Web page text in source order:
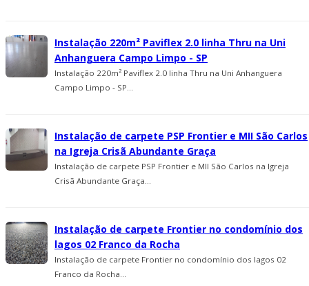
Instalação 220m² Paviflex 2.0 linha Thru na Uni
Anhanguera Campo Limpo - SP
Instalação 220m² Paviflex 2.0 linha Thru na Uni Anhanguera
Campo Limpo - SP...
Instalação de carpete PSP Frontier e MII São Carlos
na Igreja Crisã Abundante Graça
Instalação de carpete PSP Frontier e MII São Carlos na Igreja
Crisã Abundante Graça...
Instalação de carpete Frontier no condomí­nio dos
lagos 02 Franco da Rocha
Instalação de carpete Frontier no condomí­nio dos lagos 02
Franco da Rocha...